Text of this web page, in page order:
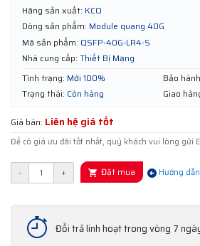
Hãng sản xuất: KCO
Dòng sản phẩm: Module quang 40G
Mã sản phẩm: QSFP-40G-LR4-S
Nhà cung cấp: Thiết Bị Mạng
Tình trạng: Mới 100% Bảo
Trạng thái: Còn hàng Giao
Giá bán: Liên hệ giá tốt
Để có giá ưu đãi tốt nhất, quý khách vui lòng gửi
- + Đặt mua Hướng
Đổi trả linh hoạt trong vòng 7